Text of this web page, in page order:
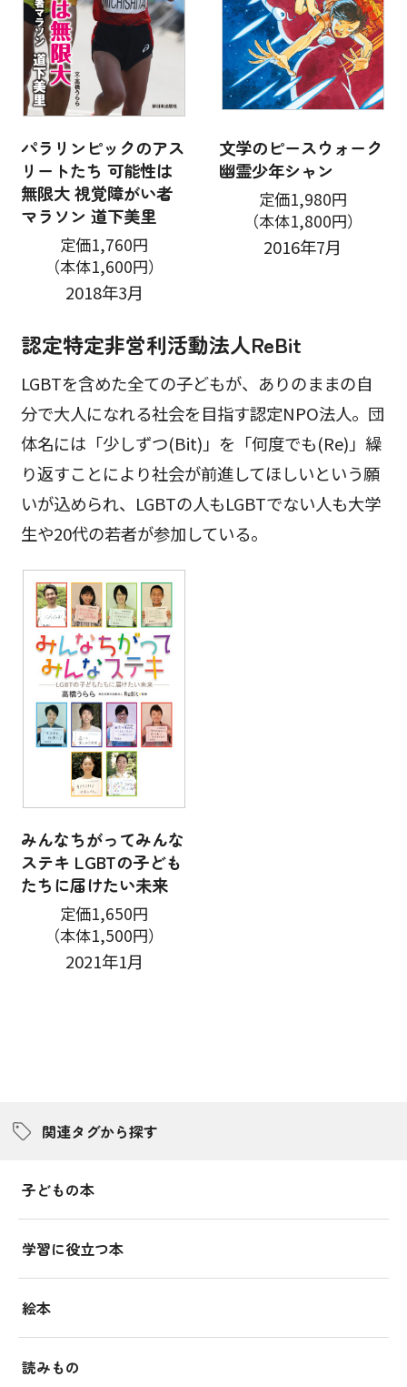
パラリンピックのアス
リートたち 可能性は
無限大 視覚障がい者
マラソン 道下美里
定価1,760円
（本体1,600円）
2018年3月
文学のピースウォーク
幽霊少年シャン
定価1,980円
（本体1,800円）
2016年7月
認定特定非営利活動法人ReBit
LGBTを含めた全ての子どもが、ありのままの自
分で大人になれる社会を目指す認定NPO法人。団
体名には「少しずつ(Bit)」を「何度でも(Re)」繰
り返すことにより社会が前進してほしいという願
いが込められ、LGBTの人もLGBTでない人も大学
生や20代の若者が参加している。
みんなちがってみんな
ステキ LGBTの子ども
たちに届けたい未来
定価1,650円
（本体1,500円）
2021年1月
関連タグから探す
子どもの本
学習に役立つ本
絵本
読みもの